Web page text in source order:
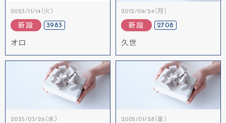
2023/11/14（火）
新設 3983
オロ
2012/09/24（月）
新設 2708
久世
2025/03/26（水） 2005/01/28（金）